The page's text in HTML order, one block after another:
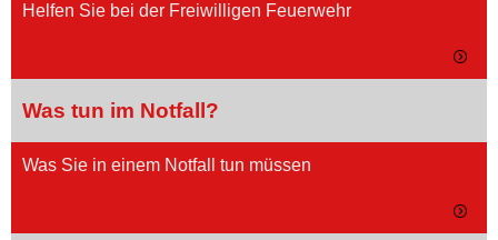
Helfen Sie bei der Freiwilligen Feuerwehr
Was tun im Notfall?
Was Sie in einem Notfall tun müssen